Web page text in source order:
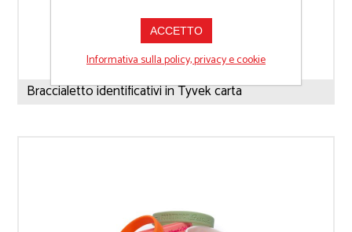
Braccialetto identificativi in Tyvek carta
ACCETTO
Informativa sulla policy, privacy e cookie